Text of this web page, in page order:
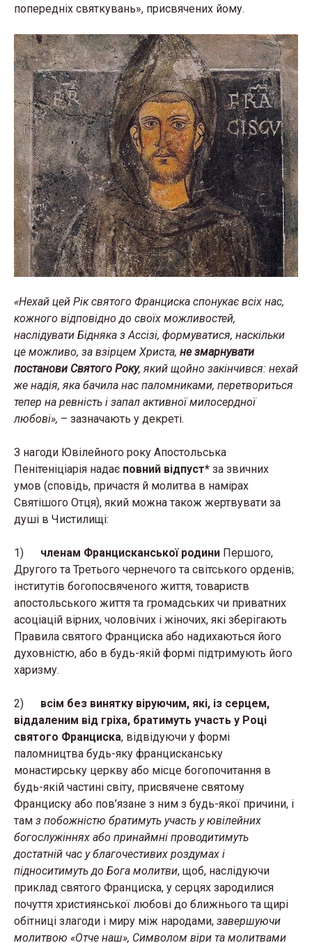
попередніх святкувань», присвячених йому.
«Нехай цей Рік святого Франциска спонукає всіх нас,
кожного відповідно до своїх можливостей,
наслідувати Бідняка з Ассізі, формуватися, наскільки
це можливо, за взірцем Христа, не змарнувати
постанови Святого Року, який щойно закінчився: нехай
же надія, яка бачила нас паломниками, перетвориться
тепер на ревність і запал активної милосердної
любові», – зазначають у декреті.
З нагоди Ювілейного року Апостольська
Пенітеніціарія надає повний відпуст* за звичних
умов (сповідь, причастя й молитва в намірах
Святішого Отця), який можна також жертвувати за
душі в Чистилищі:
1) членам Францисканської родини Першого,
Другого та Третього чернечого та світського орденів;
інститутів богопосвяченого життя, товариств
апостольського життя та громадських чи приватних
асоціацій вірних, чоловічих і жіночих, які зберігають
Правила святого Франциска або надихаються його
духовністю, або в будь-якій формі підтримують його
харизму.
2) всім без винятку віруючим, які, із серцем,
віддаленим від гріха, братимуть участь у Році
святого Франциска, відвідуючи у формі
паломництва будь-яку францисканську
монастирську церкву або місце богопочитання в
будь-якій частині світу, присвячене святому
Франциску або пов’язане з ним з будь-якої причини, і
там з побожністю братимуть участь у ювілейних
богослужіннях або принаймні проводитимуть
достатній час у благочестивих роздумах і
підноситимуть до Бога молитви, щоб, наслідуючи
приклад святого Франциска, у серцях зародилися
почуття християнської любові до ближнього та щирі
обітниці злагоди і миру між народами, завершуючи
молитвою «Отче наш», Символом віри та молитвами